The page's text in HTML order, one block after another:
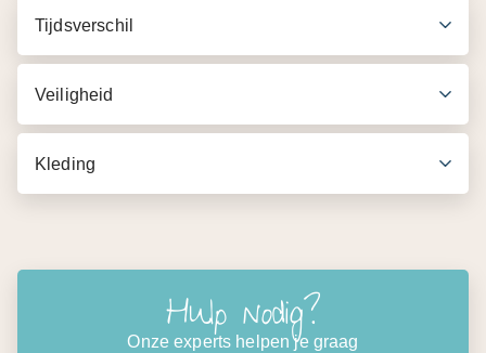
Tijdsverschil
Veiligheid
Kleding
Hulp nodig?
Onze experts helpen je graag